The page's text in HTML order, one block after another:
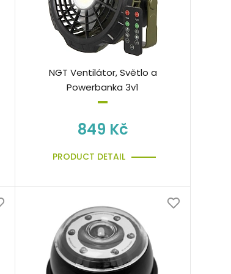
NGT Ventilátor, Světlo a
Powerbanka 3v1
849 Kč
PRODUCT DETAIL